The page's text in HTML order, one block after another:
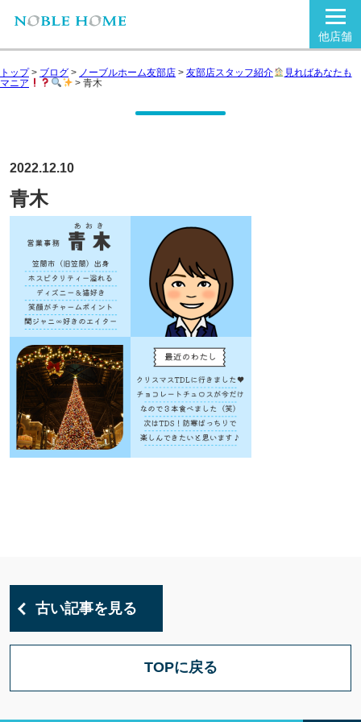
他店舗
トップ> ブログ > ノーブルホーム友部店 > 友部店スタッフ紹介
見ればあなたも
マニア
>青木
2022.12.10
青木
古い記事を見る
TOPに戻る